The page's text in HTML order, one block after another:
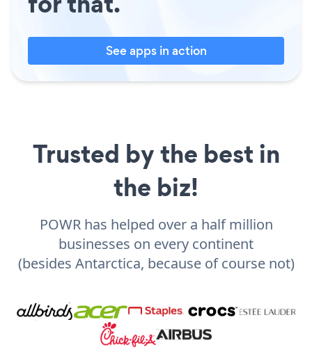
See apps in action
Trusted by the best in
the biz!
POWR has helped over a half million
businesses on every continent
(besides Antarctica, because of course not)